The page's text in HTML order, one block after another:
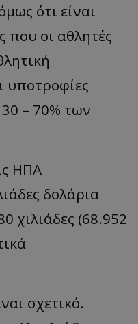
ότι είναι
που οι αθλητές
υποτροφίες
– 70% των
ΗΠΑ
δολάρια
χιλιάδες (68.952
σχετικό.